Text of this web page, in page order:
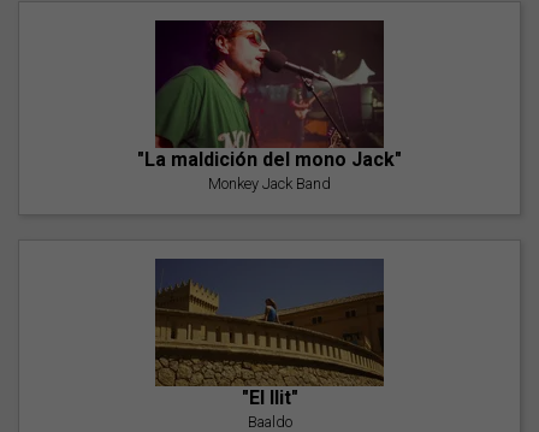
"La maldición del mono Jack"
Monkey Jack Band
"El llit"
Baaldo